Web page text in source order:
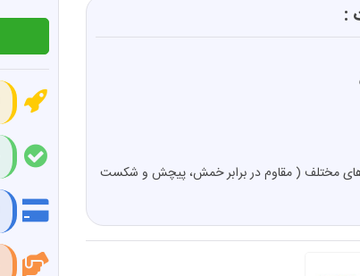
:
مختلف ( مقاوم در برابر خمش، پیچش و شکست